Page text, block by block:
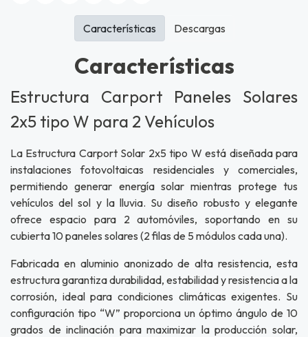
Características
Estructura Carport Paneles Solares
2x5 tipo W para 2 Vehículos
La Estructura Carport Solar 2x5 tipo W está diseñada para
instalaciones fotovoltaicas residenciales y comerciales,
permitiendo generar energía solar mientras protege tus
vehículos del sol y la lluvia. Su diseño robusto y elegante
ofrece espacio para 2 automóviles, soportando en su
cubierta 10 paneles solares (2 filas de 5 módulos cada una).
Fabricada en aluminio anonizado de alta resistencia, esta
estructura garantiza durabilidad, estabilidad y resistencia a la
corrosión, ideal para condiciones climáticas exigentes. Su
configuración tipo “W” proporciona un óptimo ángulo de 10
grados de inclinación para maximizar la producción solar,
Características Descargas